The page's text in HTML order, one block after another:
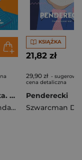
Marek Grechuta. Piosenki na głos, fortepian i gitarę
Krywopust Bohdan opracowanie
KSIĄŻKA
21,82 zł
29,90 zł -
cena detaliczna
Penderecki
Szwarcman